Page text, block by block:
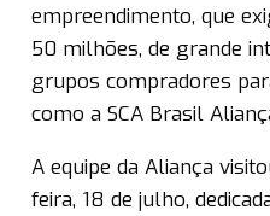
empreendimento, que
50 milhões, de grande
grupos compradores
como a SCA Brasil
A equipe da Aliança
feira, 18 de julho,